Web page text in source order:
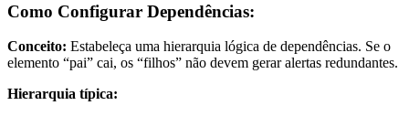
Como Configurar Dependências:
Conceito: Estabeleça uma hierarquia lógica de dependências. Se o
elemento “pai” cai, os “filhos” não devem gerar alertas redundantes.
Hierarquia típica: